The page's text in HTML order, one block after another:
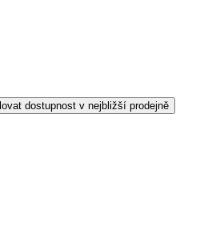
dostupnost v nejbližší prodejně